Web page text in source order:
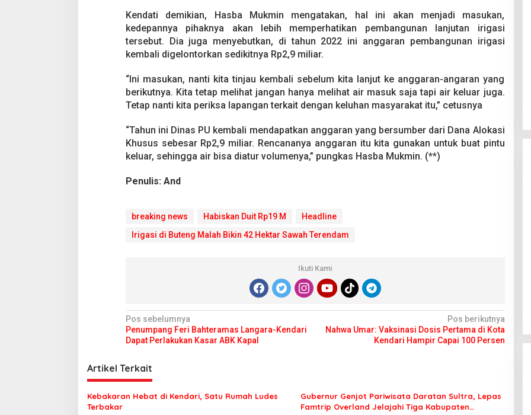
Kendati demikian, Hasba Mukmin mengatakan, hal ini akan menjadi masukan,
kedepannya pihaknya akan lebih memperhatikan pembangunan lanjutan irigasi
tersebut. Dia juga menyebutkan, di tahun 2022 ini anggaran pembangunan irigasi
kembali digelontorkan sedikitnya Rp2,9 miliar.
“Ini masukan, nanti kita tinjau kembali sebelum kita lanjut ke anggaran-angaran yang
berikutnya. Kita tetap melihat jangan hanya melihat air masuk saja tapi air keluar juga.
Tetap nanti kita periksa lapangan terkait dengan keluhan masyarakat itu,” cetusnya
“Tahun ini Dinas PU kembali mendapatkan anggaran yang bersumber dari Dana Alokasi
Khusus sebesar Rp2,9 miliar. Rencananya anggaran itu kita gunakan untuk buat pintu
keluar, sehingga air bisa diatur volumenya,” pungkas Hasba Mukmin. (**)
Penulis: And
breaking news Habiskan Duit Rp19 M
Headline
Irigasi di Buteng Malah Bikin 42 Hektar Sawah Terendam
Ikuti Kami
N
a
i
g
a
Pos sebelumnya
Penumpang Feri Bahteramas Langara-Kendari
Dapat Perlakukan Kasar ABK Kapal
Pos berikutnya
Nahwa Umar: Vaksinasi Dosis Pertama di Kota
Kendari Hampir Capai 100 Persen
Artikel Terkait
Kebakaran Hebat di Kendari, Satu Rumah Ludes
Terbakar
Gubernur Genjot Pariwisata Daratan Sultra, Lepas
Famtrip Overland Jelajahi Tiga Kabupaten